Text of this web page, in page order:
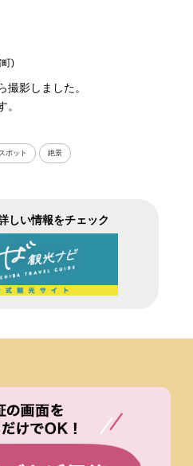
町)
撮影しました。
。
ポット 絶景
しい情報をチェック